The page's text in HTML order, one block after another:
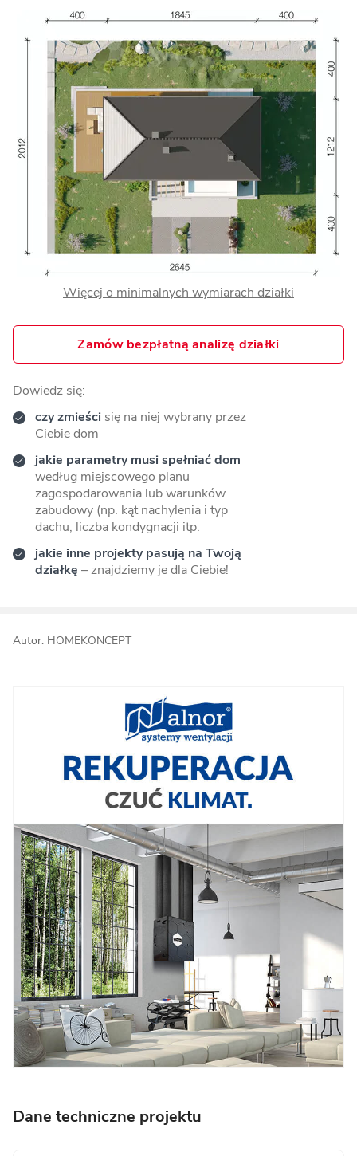
Więcej o minimalnych wymiarach działki
Zamów bezpłatną analizę działki
Dowiedz się:
czy zmieści się na niej wybrany przez
Ciebie dom
jakie parametry musi spełniać dom
według miejscowego planu
zagospodarowania lub warunków
zabudowy (np. kąt nachylenia i typ
dachu, liczba kondygnacji itp.
jakie inne projekty pasują na Twoją
działkę – znajdziemy je dla Ciebie!
Autor: HOMEKONCEPT
Dane techniczne projektu